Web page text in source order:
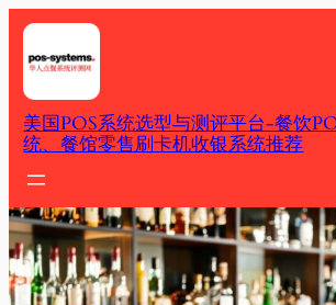
Skip
content
美国POS系统选型与测评平台-餐饮
统、餐馆零售刷卡机收银系统推荐